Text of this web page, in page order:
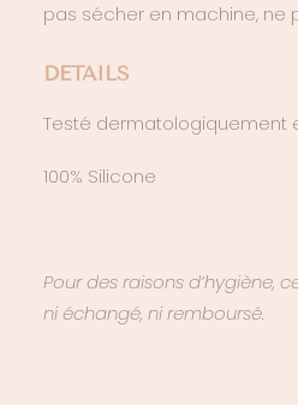
pas sécher en machine, ne
DETAILS
Testé dermatologiquement
100% Silicone
Pour des raisons d’hygiène,
ni échangé, ni remboursé.